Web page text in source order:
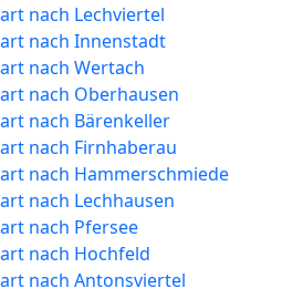
nach Lechviertel
nach Innenstadt
nach Wertach
nach Oberhausen
nach Bärenkeller
nach Firnhaberau
nach Hammerschmiede
nach Lechhausen
nach Pfersee
nach Hochfeld
nach Antonsviertel